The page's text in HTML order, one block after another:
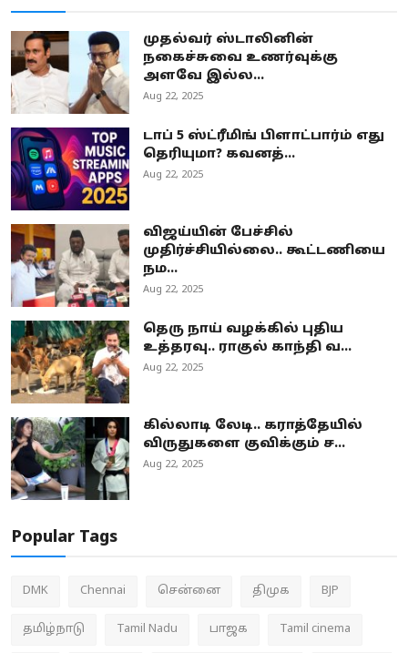
முதல்வர் ஸ்டாலினின்
நகைச்சுவை உணர்வுக்கு
அளவே இல்ல...
Aug 22, 2025
டாப் 5 ஸ்ட்ரீமிங் பிளாட்பார்ம் எது
தெரியுமா? கவனத்...
Aug 22, 2025
விஜய்யின் பேச்சில்
முதிர்ச்சியில்லை.. கூட்டணியை
நம...
Aug 22, 2025
தெரு நாய் வழக்கில் புதிய
உத்தரவு.. ராகுல் காந்தி வ...
Aug 22, 2025
கில்லாடி லேடி.. கராத்தேயில்
விருதுகளை குவிக்கும் ச...
Aug 22, 2025
Popular Tags
DMK Chennai சென்னை திமுக BJP
தமிழ்நாடு Tamil Nadu பாஜக Tamil cinema